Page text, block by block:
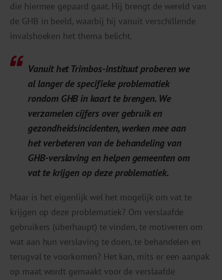
die hiermee gepaard gaat. Hij brengt de wereld van
de GHB in beeld, waarbij hij vanuit verschillende
invalshoeken het thema belicht.
Vanuit het Trimbos-instituut proberen we
al langer de specifieke problematiek
rondom GHB in kaart te brengen. We
verzamelen cijfers over gebruik en
gezondheidsincidenten, werken mee aan
het verbeteren van de behandeling van
GHB-verslaving en helpen gemeenten om
vat te krijgen op deze problematiek.
Maar is het eigenlijk wel het mogelijk om vat te
krijgen op deze problematiek? Om verslaafde
gebruikers (überhaupt) te vinden, te motiveren om
wat aan hun verslaving te doen, te behandelen en
terugval te voorkomen? Het kan, mits er een aanpak
op maat wordt gemaakt voor de verslaafde